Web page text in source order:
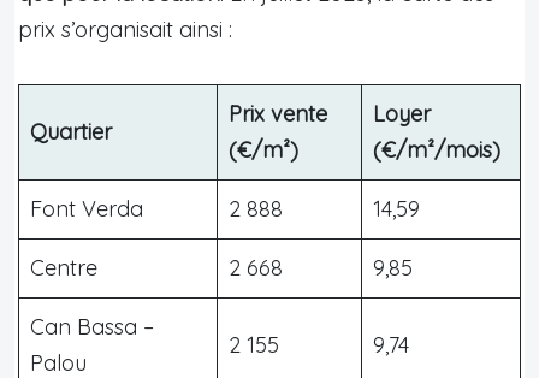
prix s’organisait ainsi :
Quartier
Prix vente
(€/m²)
Loyer
(€/m²/mois)
Font Verda 2 888 14,59
Centre 2 668 9,85
Can Bassa –
Palou
2 155 9,74